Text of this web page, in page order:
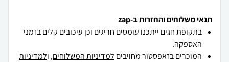
תנאי משלוחים והחזרות ב-zap
בתקופת חגים ייתכנו עומסים חריגים וכן עיכובים קלים בזמני
האספקה.
המוכרים בזאפסטור מחויבים למדיניות המשלוחים, ולמדיניות